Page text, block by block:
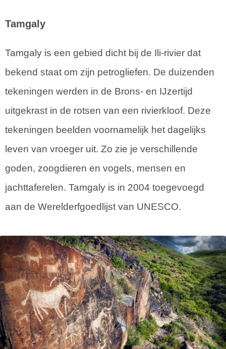
Tamgaly
Tamgaly is een gebied dicht bij de Ili-rivier dat
bekend staat om zijn petrogliefen. De duizenden
tekeningen werden in de Brons- en IJzertijd
uitgekrast in de rotsen van een rivierkloof. Deze
tekeningen beelden voornamelijk het dagelijks
leven van vroeger uit. Zo zie je verschillende
goden, zoogdieren en vogels, mensen en
jachttaferelen. Tamgaly is in 2004 toegevoegd
aan de Werelderfgoedlijst van UNESCO.